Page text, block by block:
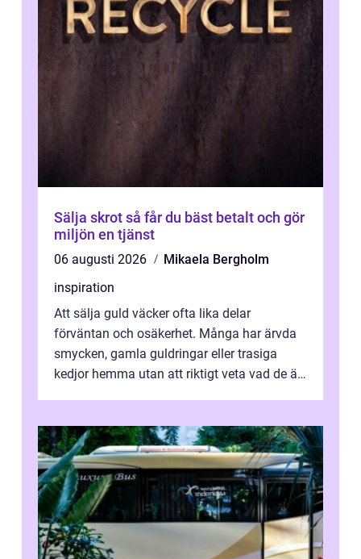
Sälja skrot så får du bäst betalt och gör
miljön en tjänst
06 augusti 2026
Mikaela Bergholm
inspiration
Att sälja guld väcker ofta lika delar
förväntan och osäkerhet. Många har ärvda
smycken, gamla guldringar eller trasiga
kedjor hemma utan att riktigt veta vad de är